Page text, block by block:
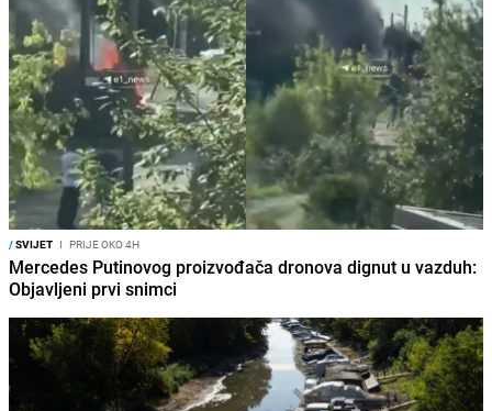
/SVIJET I PRIJE OKO 4H
Mercedes Putinovog proizvođača dronova dignut u vazduh:
Objavljeni prvi snimci